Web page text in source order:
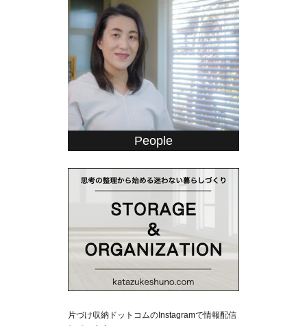
People
片づけ収納ドットコムのInstagramで情報配信